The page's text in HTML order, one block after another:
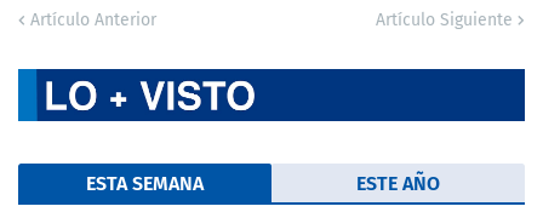
Artículo Anterior Artículo Siguiente
ESTA SEMANA ESTE AÑO